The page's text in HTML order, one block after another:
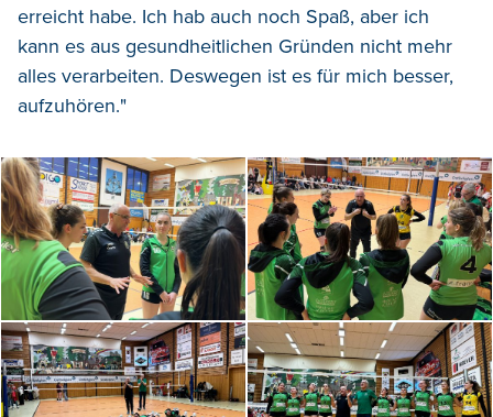
erreicht habe. Ich hab auch noch Spaß, aber ich
kann es aus gesundheitlichen Gründen nicht mehr
alles verarbeiten. Deswegen ist es für mich besser,
aufzuhören."